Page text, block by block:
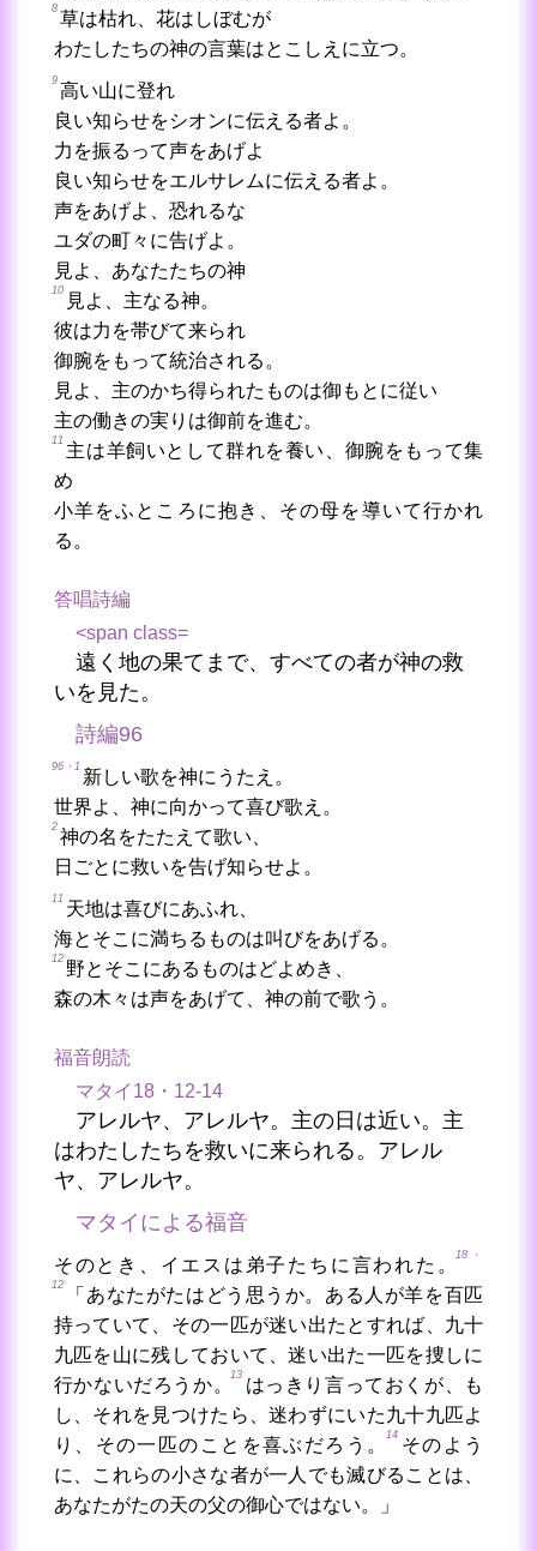
8
草は枯れ、花はしぼむが
わたしたちの神の言葉はとこしえに立つ。
9
高い山に登れ
良い知らせをシオンに伝える者よ。
力を振るって声をあげよ
良い知らせをエルサレムに伝える者よ。
声をあげよ、恐れるな
ユダの町々に告げよ。
見よ、あなたたちの神
10
見よ、主なる神。
彼は力を帯びて来られ
御腕をもって統治される。
見よ、主のかち得られたものは御もとに従い
主の働きの実りは御前を進む。
11
主は羊飼いとして群れを養い、御腕をもって集
め
小羊をふところに抱き、その母を導いて行かれ
る。
答唱詩編
<span class=
遠く地の果てまで、すべての者が神の救
いを見た。
詩編96
96・1
新しい歌を神にうたえ。
世界よ、神に向かって喜び歌え。
2
神の名をたたえて歌い、
日ごとに救いを告げ知らせよ。
11
天地は喜びにあふれ、
海とそこに満ちるものは叫びをあげる。
12
野とそこにあるものはどよめき、
森の木々は声をあげて、神の前で歌う。
福音朗読
マタイ18・12-14
アレルヤ、アレルヤ。主の日は近い。主
はわたしたちを救いに来られる。アレル
ヤ、アレルヤ。
マタイによる福音
そのとき、イエスは弟子たちに言われた。
18・
12
「あなたがたはどう思うか。ある人が羊を百匹
持っていて、その一匹が迷い出たとすれば、九十
九匹を山に残しておいて、迷い出た一匹を捜しに
行かないだろうか。
13
はっきり言っておくが、も
し、それを見つけたら、迷わずにいた九十九匹よ
り、その一匹のことを喜ぶだろう。
14
そのよう
に、これらの小さな者が一人でも滅びることは、
あなたがたの天の父の御心ではない。」